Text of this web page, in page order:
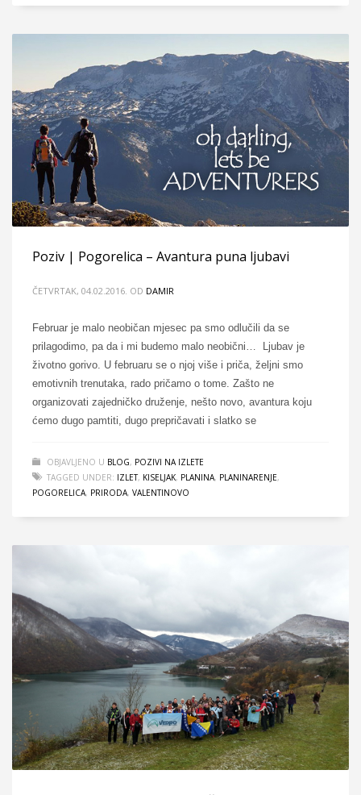
Poziv | Pogorelica – Avantura puna ljubavi
ČETVRTAK, 04.02.2016. OD DAMIR
Februar je malo neobičan mjesec pa smo odlučili da se
prilagodimo, pa da i mi budemo malo neobični… Ljubav je
životno gorivo. U februaru se o njoj više i priča, željni smo
emotivnih trenutaka, rado pričamo o tome. Zašto ne
organizovati zajedničko druženje, nešto novo, avantura koju
ćemo dugo pamtiti, dugo prepričavati i slatko se
OBJAVLJENO U BLOG, POZIVI NA IZLETE
TAGGED UNDER: IZLET, KISELJAK, PLANINA, PLANINARENJE,
POGORELICA, PRIRODA, VALENTINOVO